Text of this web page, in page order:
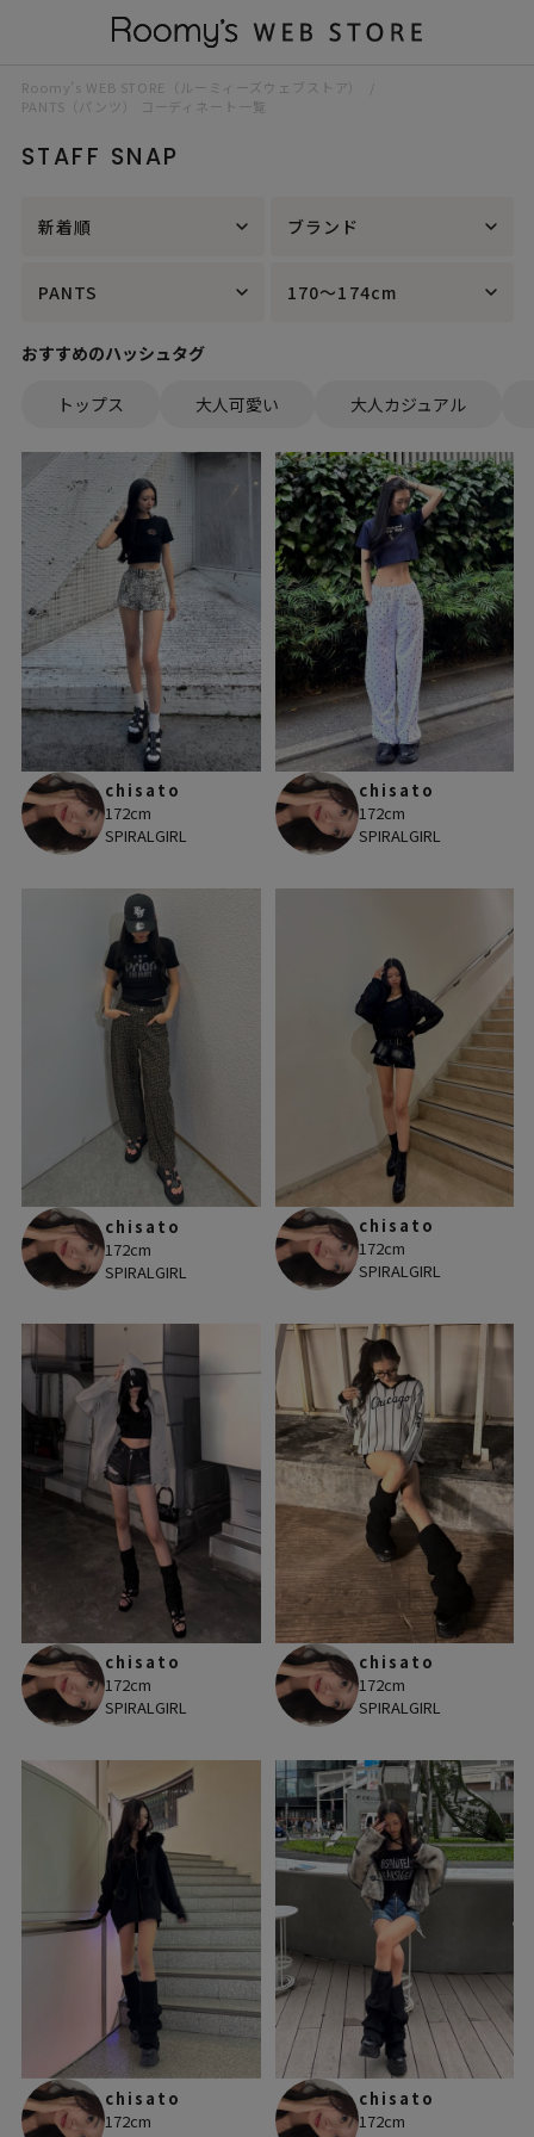
Roomy’s WEB STORE（ルーミィーズウェブストア）
PANTS（パンツ） コーディネート一覧
STAFF SNAP
新着順 ブランド
PANTS 170～174cm
おすすめのハッシュタグ
トップス 大人可愛い 大人カジュアル
chisato
172cm
SPIRALGIRL
chisato
172cm
SPIRALGIRL
chisato
172cm
SPIRALGIRL
chisato
172cm
SPIRALGIRL
chisato
172cm
SPIRALGIRL
chisato
172cm
SPIRALGIRL
chisato
172cm
chisato
172cm